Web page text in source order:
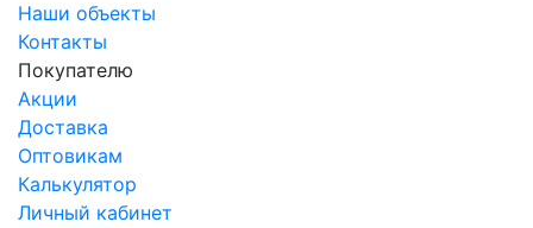
Наши объекты
Контакты
Покупателю
Акции
Доставка
Оптовикам
Калькулятор
Личный кабинет